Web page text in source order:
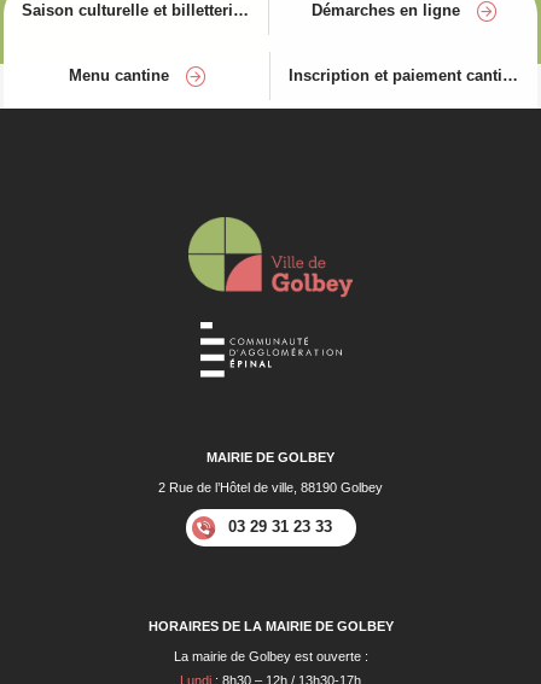
Saison culturelle et billetterie Démarches en ligne
Menu cantine Inscription et paiement cantine
MAIRIE DE GOLBEY
2 Rue de l’Hôtel de ville, 88190 Golbey
03 29 31 23 33
HORAIRES DE LA MAIRIE DE GOLBEY
La mairie de Golbey est ouverte :
Lundi : 8h30 – 12h / 13h30-17h